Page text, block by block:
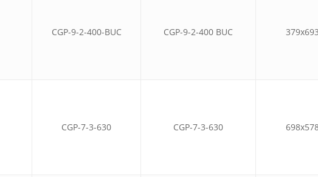
CGP-9-2-400-BUC CGP-9-2-400 BUC
CGP-7-3-630 CGP-7-3-630